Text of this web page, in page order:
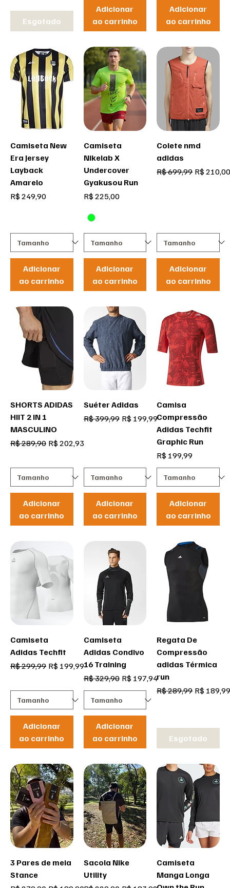
Esgotado
Adicionar
ao carrinho
Adicionar
ao carrinho
Camiseta New
Era Jersey
Layback
Amarelo
Preço
R$ 249,90
Adicionar
ao carrinho
Camiseta
Nikelab X
Undercover
Gyakusou Run
Preço
R$ 225,00
Adicionar
ao carrinho
Colete nmd
adidas
Preço normal
R$ 699,99 Preço
R$
Adicionar
ao carrinho
SHORTS ADIDAS
HIIT 2 IN 1
MASCULINO
Preço normal
R$ 289,90 Preço promocional
R$ 202,93
Adicionar
ao carrinho
Suéter Adidas
Preço normal
R$ 399,99 Preço promocional
R$ 199,99
Adicionar
ao carrinho
Camisa
Compressão
Adidas Techfit
Graphic Run
Preço
R$ 199,99
Adicionar
ao carrinho
Camiseta
Adidas Techfit
Preço normal
R$ 299,99 Preço promocional
R$ 199,99
Adicionar
ao carrinho
Camiseta
Adidas Condivo
16 Training
Preço normal
R$ 329,90 Preço promocional
R$ 197,94
Adicionar
ao carrinho
Regata De
Compressão
adidas Térmica
run
Preço normal
R$ 289,99 Preço
R$
Esgotado
3 Pares de meia
Stance
Sacola Nike
Utility
Camiseta
Manga Longa